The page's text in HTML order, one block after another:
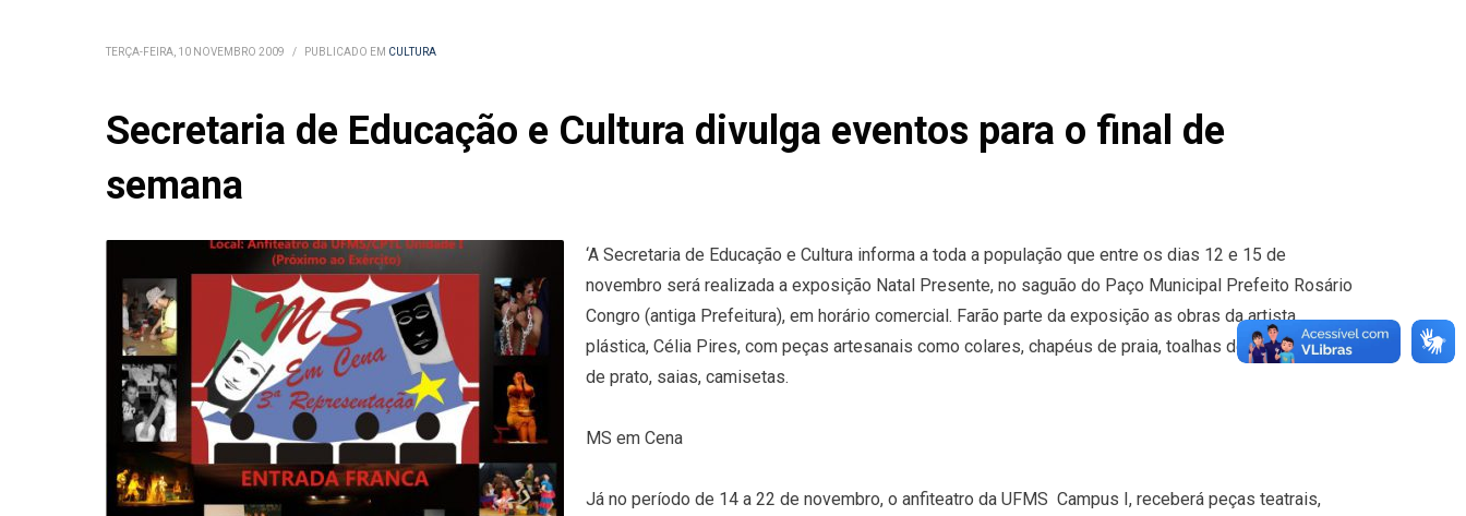
TERÇA-FEIRA, 10 NOVEMBRO 2009 / PUBLICADO EM CULTURA
Secretaria de Educação e Cultura divulga eventos para o final de
semana
‘A Secretaria de Educação e Cultura informa a toda a população que entre os dias 12 e 15 de
novembro será realizada a exposição Natal Presente, no saguão do Paço Municipal Prefeito Rosário
Congro (antiga Prefeitura), em horário comercial. Farão parte da exposição as obras da artista
plástica, Célia Pires, com peças artesanais como colares, chapéus de praia, toalhas de mesa, panos
de prato, saias, camisetas.
MS em Cena
Já no período de 14 a 22 de novembro, o anfiteatro da UFMS  Campus I, receberá peças teatrais,